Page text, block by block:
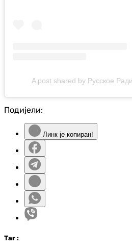
A post shared by Русское
Подијели:
Линк је копиран!
Таг :